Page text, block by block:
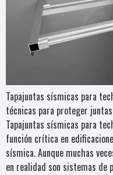
Tapajuntas sísmicas para
técnicas para proteger
Tapajuntas sísmicas para
función crítica en
sísmica. Aunque muchas
en realidad son sistemas de